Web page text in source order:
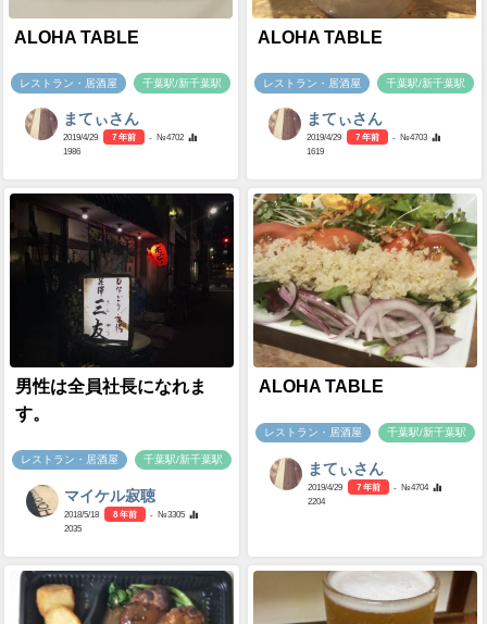
ALOHA TABLE
レストラン・居酒屋 千葉駅/新千葉駅
まてぃさん
2019/4/29 7 年前
- №4702
1986
ALOHA TABLE
レストラン・居酒屋 千葉駅/新千葉駅
まてぃさん
2019/4/29 7 年前
- №4703
1619
男性は全員社長になれま
す。
レストラン・居酒屋 千葉駅/新千葉駅
マイケル寂聴
2018/5/18 8 年前
- №3305
2035
ALOHA TABLE
レストラン・居酒屋 千葉駅/新千葉駅
まてぃさん
2019/4/29 7 年前
- №4704
2204